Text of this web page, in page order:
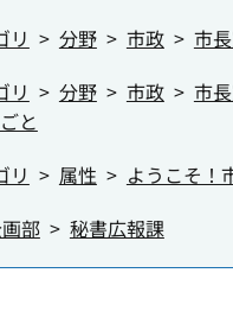
リ 分野 市政
市
リ 分野 市政
市
と
リ 属性
ようこそ！
部 秘書広報課